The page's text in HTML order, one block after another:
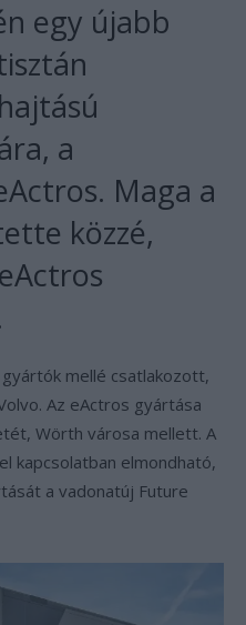
egy újabb
a
Maga a
közzé,
mellé csatlakozott,
Az eActros gyártása
Wörth városa mellett. A
kapcsolatban elmondható,
a vadonatúj Future